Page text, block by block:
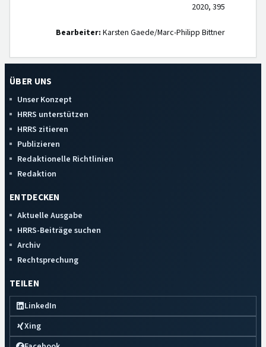
2020, 395
Bearbeiter: Karsten Gaede/Marc-Philipp Bittner
ÜBER UNS
Unser Konzept
HRRS unterstützen
HRRS zitieren
Publizieren
Redaktionelle Richtlinien
Redaktion
ENTDECKEN
Aktuelle Ausgabe
HRRS-Beiträge suchen
Archiv
Rechtsprechung
TEILEN
LinkedIn
Xing